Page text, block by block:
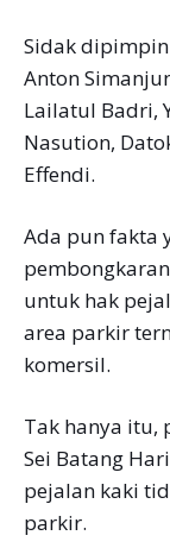
Sidak dipimpin
Anton
Lailatul Badri,
Nasution,
Effendi.
Ada pun fakta
untuk hak
area parkir
komersil.
Tak hanya itu,
Sei Batang
pejalan kaki
parkir.